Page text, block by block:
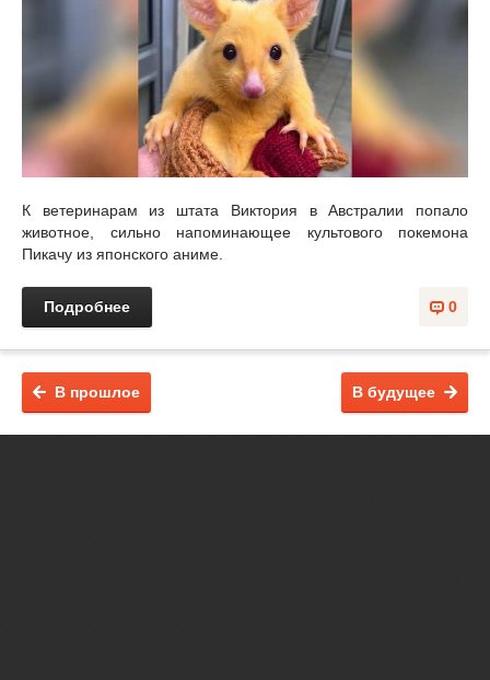
К ветеринарам из штата Виктория в Австралии попало
животное, сильно напоминающее культового покемона
Пикачу из японского аниме.
0
Подробнее
В будущее
В прошлое